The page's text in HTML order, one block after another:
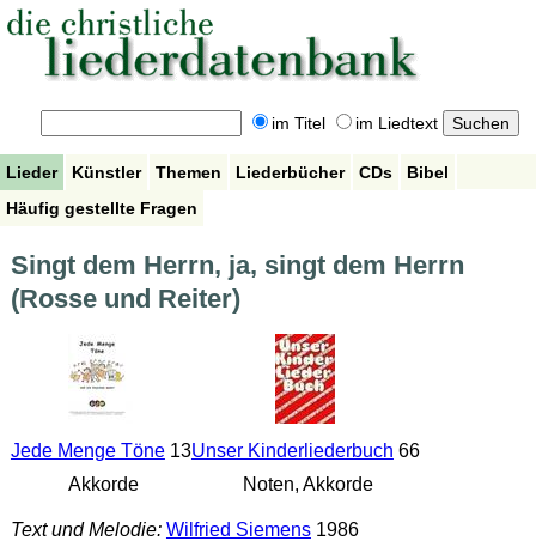
im Titel im Liedtext
Lieder Künstler Themen Liederbücher CDs
Bibel
Häufig gestellte Fragen
Singt dem Herrn, ja, singt dem Herrn
(Rosse und Reiter)
Jede Menge Töne13
Akkorde
Unser Kinderliederbuch 66
Noten, Akkorde
Text und Melodie: Wilfried Siemens1986